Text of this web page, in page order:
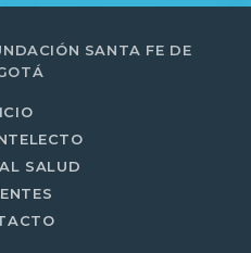
SANTA FE DE
SALUD